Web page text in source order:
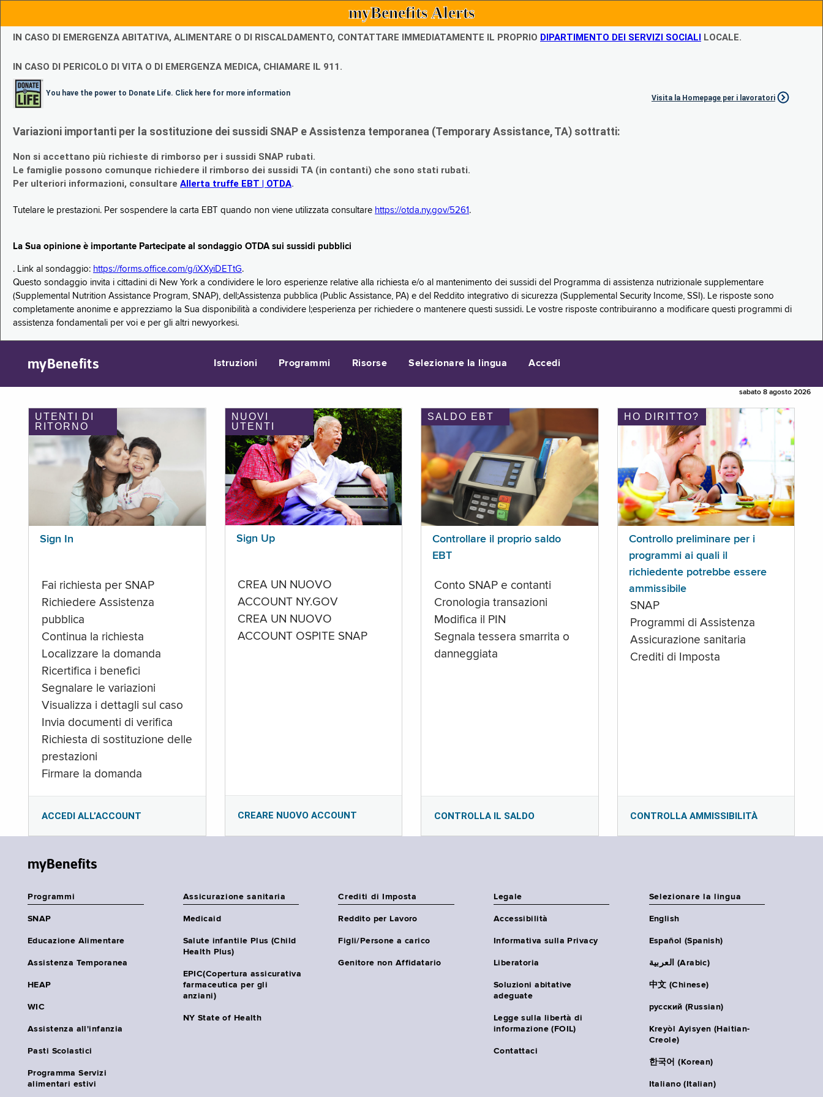
myBenefits Alerts
IN CASO DI EMERGENZA ABITATIVA, ALIMENTARE O DI RISCALDAMENTO, CONTATTARE IMMEDIATAMENTE IL PROPRIO DIPARTIMENTO DEI SERVIZI SOCIALI LOCALE.
IN CASO DI PERICOLO DI VITA O DI EMERGENZA MEDICA, CHIAMARE IL 911.
You have the power to Donate Life. Click here for more information
Visita la Homepage per i lavoratori
Variazioni importanti per la sostituzione dei sussidi SNAP e Assistenza temporanea (Temporary Assistance, TA) sottratti:
Non si accettano più richieste di rimborso per i sussidi SNAP rubati.
Le famiglie possono comunque richiedere il rimborso dei sussidi TA (in contanti) che sono stati rubati.
Per ulteriori informazioni, consultare Allerta truffe EBT | OTDA.
Tutelare le prestazioni. Per sospendere la carta EBT quando non viene utilizzata consultare https://otda.ny.gov/5261 .
La Sua opinione è importante Partecipate al sondaggio OTDA sui sussidi pubblici
. Link al sondaggio: https://forms.office.com/g/iXXyiDETtG.
Questo sondaggio invita i cittadini di New York a condividere le loro esperienze relative alla richiesta e/o al mantenimento dei sussidi del Programma di assistenza nutrizionale supplementare
(Supplemental Nutrition Assistance Program, SNAP), dell;Assistenza pubblica (Public Assistance, PA) e del Reddito integrativo di sicurezza (Supplemental Security Income, SSI). Le risposte sono
completamente anonime e apprezziamo la Sua disponibilità a condividere l;esperienza per richiedere o mantenere questi sussidi. Le vostre risposte contribuiranno a modificare questi programmi di
assistenza fondamentali per voi e per gli altri newyorkesi.
myBenefits Istruzioni Programmi Risorse Selezionare la lingua Accedi
sabato 8 agosto 2026
UTENTI DI
RITORNO
Sign In
Fai richiesta per SNAP
Richiedere Assistenza
pubblica
Continua la richiesta
Localizzare la domanda
Ricertifica i benefici
Segnalare le variazioni
Visualizza i dettagli sul caso
Invia documenti di verifica
Richiesta di sostituzione delle
prestazioni
Firmare la domanda
ACCEDI ALL’ACCOUNT
NUOVI
UTENTI
Sign Up
CREA UN NUOVO
ACCOUNT NY.GOV
CREA UN NUOVO
ACCOUNT OSPITE SNAP
CREARE NUOVO ACCOUNT
SALDO EBT
Controllare il proprio saldo
EBT
Conto SNAP e contanti
Cronologia transazioni
Modifica il PIN
Segnala tessera smarrita o
danneggiata
CONTROLLA IL SALDO
HO DIRITTO?
Controllo preliminare per i
programmi ai quali il
richiedente potrebbe essere
ammissibile
SNAP
Programmi di Assistenza
Assicurazione sanitaria
Crediti di Imposta
CONTROLLA AMMISSIBILITÀ
myBenefits
Programmi
SNAP
Educazione Alimentare
Assistenza Temporanea
HEAP
WIC
Assistenza all'infanzia
Pasti Scolastici
Programma Servizi
alimentari estivi
Assicurazione sanitaria
Medicaid
Salute infantile Plus (Child
Health Plus)
EPIC(Copertura assicurativa
farmaceutica per gli
anziani)
NY State of Health
Crediti di Imposta
Reddito per Lavoro
Figli/Persone a carico
Genitore non Affidatario
Legale
Accessibilità
Informativa sulla Privacy
Liberatoria
Soluzioni abitative
adeguate
Legge sulla libertà di
informazione (FOIL)
Contattaci
Selezionare la lingua
English
Español (Spanish)
العربية (Arabic)
中文 (Chinese)
русский (Russian)
Kreyòl Ayisyen (Haitian-
Creole)
한국어 (Korean)
Italiano (Italian)